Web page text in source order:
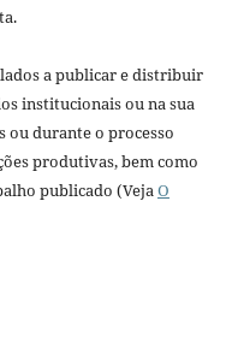
a publicar e distribuir
institucionais ou na sua
ou durante o processo
produtivas, bem como
publicado (VejaO